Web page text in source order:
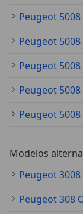
Peugeot 5008
Peugeot 5008
Peugeot 5008
Peugeot 5008
Peugeot 5008
Modelos
Peugeot
Peugeot 308